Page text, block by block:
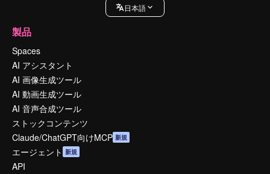
日本語
製品
Spaces
AI アシスタント
AI 画像生成ツール
AI 動画生成ツール
AI 音声合成ツール
ストックコンテンツ
Claude/ChatGPT向けMCP 新規
エージェント 新規
API